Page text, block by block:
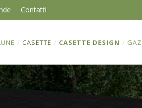
Contatti
/ CASETTE / CASETTE DESIGN /